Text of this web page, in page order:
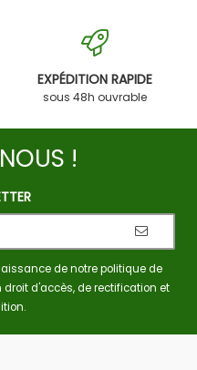
EXPÉDITION RAPIDE
sous 48h ouvrable
!
de notrepolitique de
droit d'accès, de rectification et